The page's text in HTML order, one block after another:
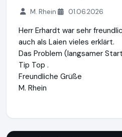
M. Rhein 01.06.2026
Herr Erhardt war sehr
auch als Laien vieles erklärt.
Das Problem (langsamer
Tip Top .
Freundliche Grüße
M. Rhein